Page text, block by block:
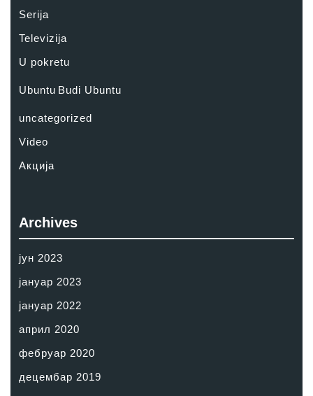
Serija
Televizija
U pokretu
Ubuntu Budi Ubuntu
uncategorized
Video
Акција
Archives
јун 2023
јануар 2023
јануар 2022
април 2020
фебруар 2020
децембар 2019